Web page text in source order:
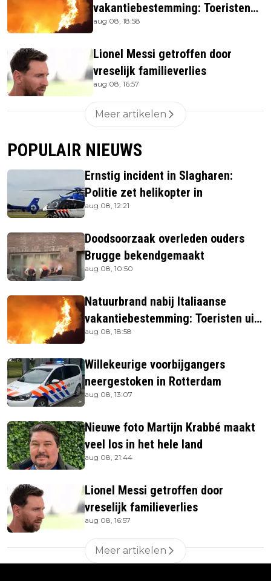
vakantiebestemming: Toeristen
uit verblijven gehaald
aug 08, 18:58
Lionel Messi getroffen door
vreselijk familieverlies
aug 08, 16:57
Meer artikelen
POPULAIR NIEUWS
Ernstig incident in Slagharen:
Politie zet helikopter in
aug 08, 12:21
Doodsoorzaak overleden ouders
Brugge bekendgemaakt
aug 08, 10:50
Natuurbrand nabij Italiaanse
vakantiebestemming: Toeristen uit
verblijven gehaald
aug 08, 18:58
Willekeurige voorbijgangers
neergestoken in Rotterdam
aug 08, 13:07
Nieuwe foto Martijn Krabbé maakt
veel los in het hele land
aug 08, 21:44
Lionel Messi getroffen door
vreselijk familieverlies
aug 08, 16:57
Meer artikelen